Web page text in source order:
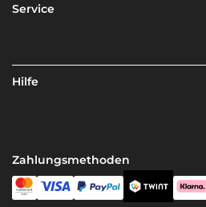
Service
Hilfe
Zahlungsmethoden